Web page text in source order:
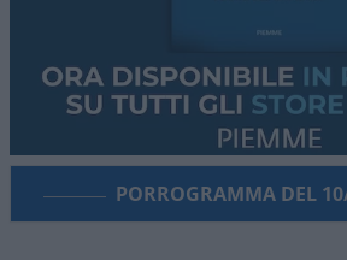
PORROGRAMMA DEL